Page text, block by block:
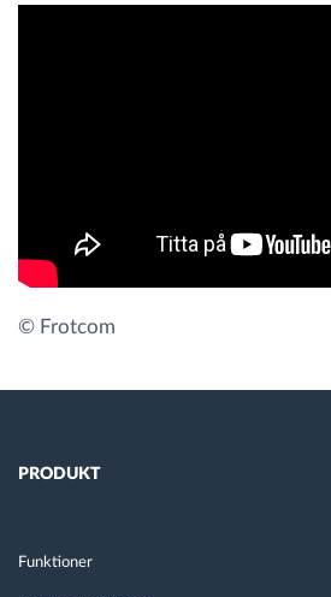
Automatisk förare identifiering
Upptäck alla funktioner
© Frotcom
PRODUKT
Funktioner